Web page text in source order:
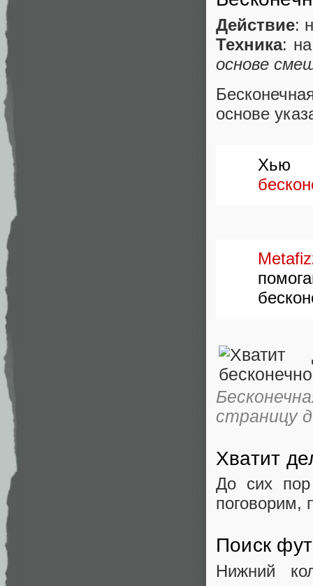
Действие:
Техника:
основе
основе
Хью
страницу
Хватит
До сих пор
поговорим,
Поиск
Нижний